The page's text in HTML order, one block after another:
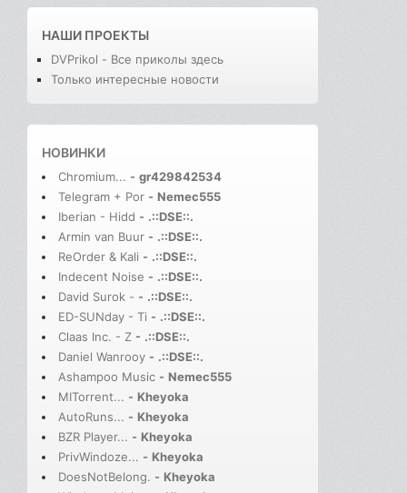
НАШИ ПРОЕКТЫ
DVPrikol - Все приколы здесь
Только интересные новости
НОВИНКИ
Chromium... - gr429842534
Telegram + Por - Nemec555
Iberian - Hidd - .::DSE::.
Armin van Buur - .::DSE::.
ReOrder & Kali - .::DSE::.
Indecent Noise - .::DSE::.
David Surok - - .::DSE::.
ED-SUNday - Ti - .::DSE::.
Claas Inc. - Z - .::DSE::.
Daniel Wanrooy - .::DSE::.
Ashampoo Music - Nemec555
MITorrent... - Kheyoka
AutoRuns... - Kheyoka
BZR Player... - Kheyoka
PrivWindoze... - Kheyoka
DoesNotBelong. - Kheyoka